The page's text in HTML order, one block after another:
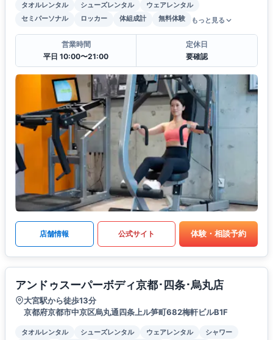
タオルレンタル シューズレンタル
ウェアレンタル
セミパーソナル
ロッカー 体組成計 無料体験 もっと見る
営業時間
平日 10:00〜21:00
定休日
要確認
店舗情報 公式サイト 体験・相談予約
アンドゥスーパーボディ京都･四条･烏丸店
大宮駅から徒歩13分
京都府京都市中京区烏丸通四条上ル笋町682梅軒ビルB1F
タオルレンタル シューズレンタル ウェアレンタル
シャワー